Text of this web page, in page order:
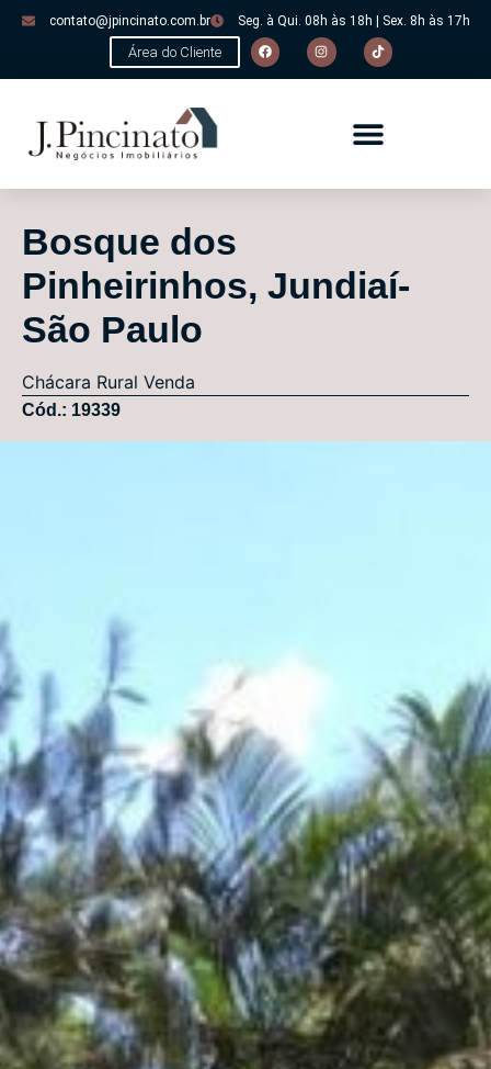
contato@jpincinato.com.br Seg. à Qui. 08h às 18h | Sex. 8h às 17h
Área do Cliente
Bosque dos
Pinheirinhos, Jundiaí-
São Paulo
Chácara Rural Venda
Cód.: 19339